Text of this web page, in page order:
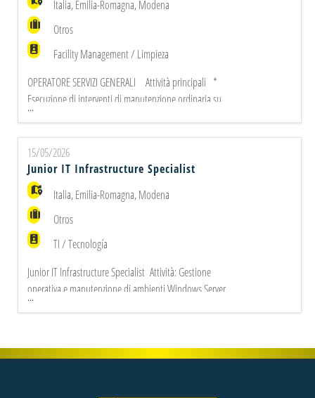
Italia,Emilia-Romagna,Modena
Otros
Facility Management / Limpieza
OPERATORE SERVIZI GENERALI Attività principali *
Esecuzione di interventi di manutenzione ordinaria su
impianti elettrici industriali e civili (es. sostituzione
base su impianti idraulici (rubinetteria, scarichi, piccole
perdite) * Attività di piccola manutenzione meccanica e g
...
15/05/2026
Junior IT Infrastructure Specialist
Italia,Emilia-Romagna,Modena
Otros
TI / Tecnología
Junior IT Infrastructure Specialist Attività: Gestione
operativa e manutenzione di ambienti Windows Server
Configurazione, installazione e troubleshooting dei client
networking: configurazione e gestione di switch (VLAN,
...